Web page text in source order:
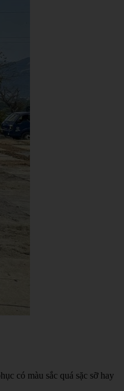
có màu sắc quá sặc sỡ hay